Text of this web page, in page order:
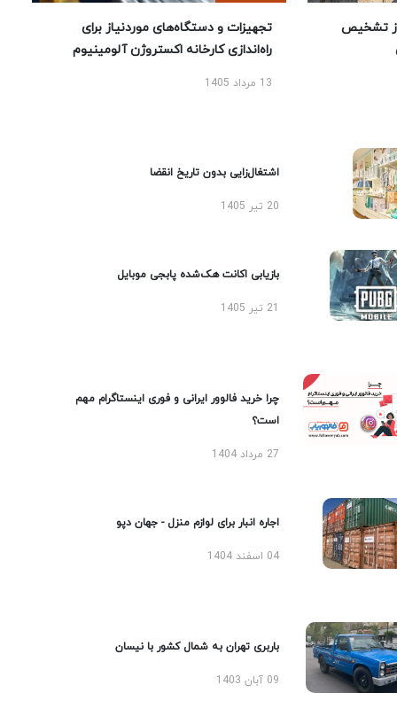
تشخیص
تجهیزات و دستگاه‌های موردنیاز برای
راه‌اندازی کارخانه اکستروژن آلومینیوم
13 مرداد 1405
اشتغال‌زایی بدون تاریخ انقضا
20 تیر 1405
بازیابی اکانت هک‌شده پابجی موبایل
چرا خرید فالوور ایرانی و فوری اینستاگرام مهم
است؟
27 مرداد 1404
اجاره انبار برای لوازم منزل - جهان دپو
04 اسفند 1404
باربری تهران به شمال کشور با نیسان
09 آبان 1403